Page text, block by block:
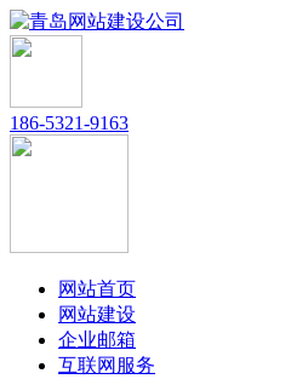
186-5321-9163
网站首页
网站建设
企业邮箱
互联网服务